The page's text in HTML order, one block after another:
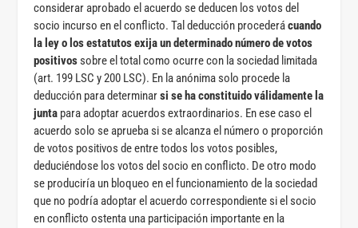
considerar aprobado el acuerdo se deducen los votos del
socio incurso en el conflicto. Tal deducción procederácuando
la ley o los estatutos exija un determinado número de votos
positivossobre el total como ocurre con la sociedad limitada
(art. 199 LSC y 200 LSC). En la anónima solo procede la
deducción para determinarsi se ha constituido válidamente la
junta para adoptar acuerdos extraordinarios. En ese caso el
acuerdo solo se aprueba si se alcanza el número o proporción
de votos positivos de entre todos los votos posibles,
deduciéndose los votos del socio en conflicto. De otro modo
se produciría un bloqueo en el funcionamiento de la sociedad
que no podría adoptar el acuerdo correspondiente si el socio
en conflicto ostenta una participación importante en la